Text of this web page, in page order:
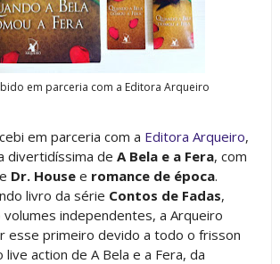
em parceria com a Editora Arqueiro
em parceria com a Editora Arqueiro,
divertidíssima de A Bela e a Fera, com
Dr. Housee romance de época.
livro da série Contos de Fadas,
volumes independentes, a Arqueiro
esse primeiro devido a todo o frisson
live action de A Bela e a Fera, da